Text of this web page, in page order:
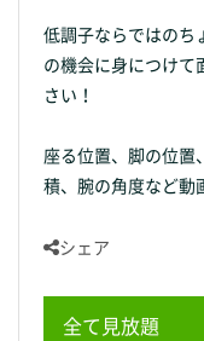
低調子ならではのち
の機会に身につけて
さい！
座る位置、脚の位置
積、腕の角度など動
シェア
全て見放題